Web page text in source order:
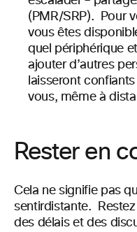
(PMR/SRP). Pour
vous êtes
quel périphérique
ajouter d’autres
laisseront
vous, mêmeà
Rester en
Cela ne signifie pas
sentirdistante.
des délais et des